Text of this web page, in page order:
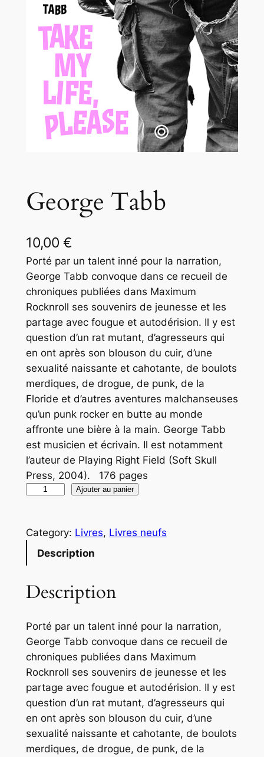
George Tabb
10,00 €
Porté par un talent inné pour la narration,
George Tabb convoque dans ce recueil de
chroniques publiées dans Maximum
Rocknroll ses souvenirs de jeunesse et les
partage avec fougue et autodérision. Il y est
question d’un rat mutant, d’agresseurs qui
en ont après son blouson du cuir, d’une
sexualité naissante et cahotante, de boulots
merdiques, de drogue, de punk, de la
Floride et d’autres aventures malchanseuses
qu’un punk rocker en butte au monde
affronte une bière à la main. George Tabb
est musicien et écrivain. Il est notamment
l’auteur de Playing Right Field (Soft Skull
Press, 2004). 176 pages
n
i
é
e
G
e
o
r
g
e
T
a
Ajouter au panier
Category: Livres, Livres neufs
Description
Description
Porté par un talent inné pour la narration,
George Tabb convoque dans ce recueil de
chroniques publiées dans Maximum
Rocknroll ses souvenirs de jeunesse et les
partage avec fougue et autodérision. Il y est
question d’un rat mutant, d’agresseurs qui
en ont après son blouson du cuir, d’une
sexualité naissante et cahotante, de boulots
merdiques, de drogue, de punk, de la